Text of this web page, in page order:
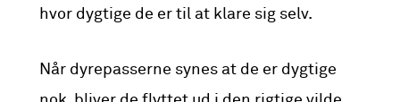
hvor dygtige de er til at klare sig selv.
Når dyrepasserne synes at de er dygtige